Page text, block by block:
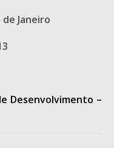
Janeiro
Desenvolvimento –